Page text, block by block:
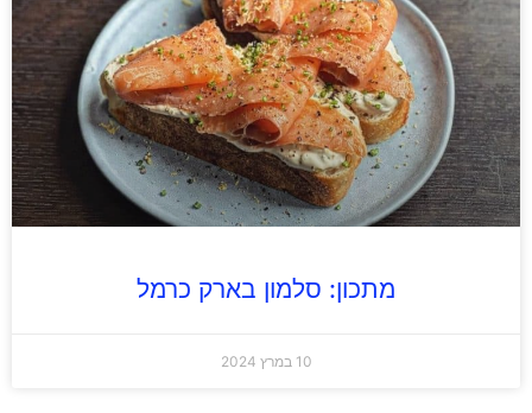
מתכון: סלמון בארק כרמל
10 במרץ 2024